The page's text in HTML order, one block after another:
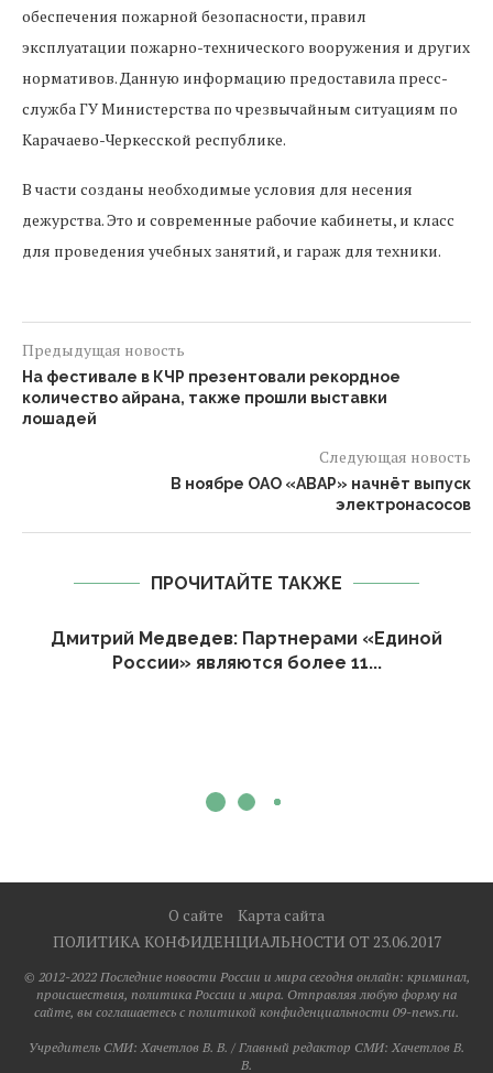
обеспечения пожарной безопасности, правил
эксплуатации пожарно-технического вооружения и других
нормативов. Данную информацию предоставила пресс-
служба ГУ Министерства по чрезвычайным ситуациям по
Карачаево-Черкесской республике.
В части созданы необходимые условия для несения
дежурства. Это и современные рабочие кабинеты, и класс
для проведения учебных занятий, и гараж для техники.
Предыдущая новость
На фестивале в КЧР презентовали рекордное
количество айрана, также прошли выставки
лошадей
Следующая новость
В ноябре ОАО «АВАР» начнёт выпуск
электронасосов
ПРОЧИТАЙТЕ ТАКЖЕ
Дмитрий Медведев: Партнерами «Единой
России» являются более 11...
О сайте
Карта сайта
ПОЛИТИКА КОНФИДЕНЦИАЛЬНОСТИ ОТ 23.06.2017
© 2012-2022 Последние новости России и мира сегодня онлайн: криминал,
происшествия, политика России и мира. Отправляя любую форму на
сайте, вы соглашаетесь с политикой конфиденциальности 09-news.ru.
Учредитель СМИ: Хaчeтлoв B. B. / Главный редактор СМИ: Хaчeтлoв B.
B.